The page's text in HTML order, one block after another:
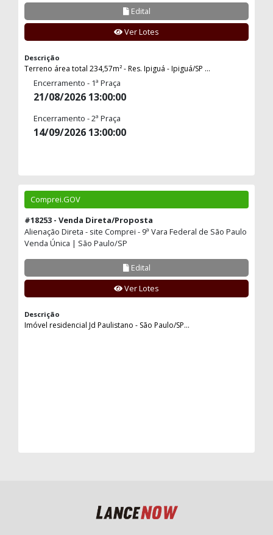
Edital
Ver Lotes
Descrição
Terreno área total 234,57m² - Res. Ipiguá - Ipiguá/SP ...
Encerramento - 1ª Praça
21/08/2026 13:00:00
Encerramento - 2ª Praça
14/09/2026 13:00:00
Comprei.GOV
#18253 - Venda Direta/Proposta
Alienação Direta - site Comprei - 9ª Vara Federal de São Paulo
Venda Única | São Paulo/SP
Edital
Ver Lotes
Descrição
Imóvel residencial Jd Paulistano - São Paulo/SP...